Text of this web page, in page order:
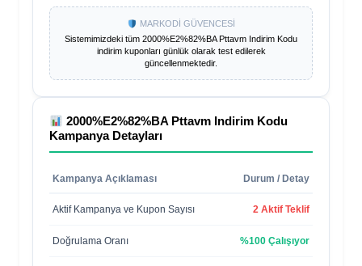
MARKODİ GÜVENCESİ
Sistemimizdeki tüm 2000%E2%82%BA Pttavm Indirim Kodu
indirim kuponları günlük olarak test edilerek
güncellenmektedir.
2000%E2%82%BA Pttavm Indirim Kodu
Kampanya Detayları
Kampanya Açıklaması Durum / Detay
Aktif Kampanya ve Kupon Sayısı 2 Aktif Teklif
Doğrulama Oranı %100 Çalışıyor